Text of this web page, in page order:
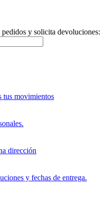
pedidos y solicita devoluciones:
tus movimientos
dirección
y fechas de entrega.